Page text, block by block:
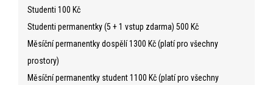
Studenti 100 Kč
Studenti permanentky (5 + 1 vstup zdarma) 500 Kč
Měsíční permanentky dospělí 1300 Kč (platí pro všechny
prostory)
Měsíční permanentky student 1100 Kč (platí pro všechny